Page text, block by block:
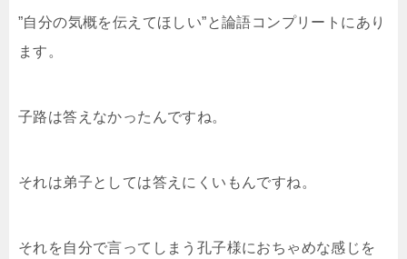
”自分の気概を伝えてほしい”と論語コンプリートにあり
ます。
子路は答えなかったんですね。
それは弟子としては答えにくいもんですね。
それを自分で言ってしまう孔子様におちゃめな感じを